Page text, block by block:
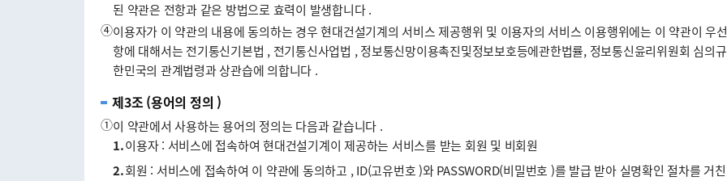
된 약관은 전항과 같은 방법으로 효력이 발생합니다 .
④이용자가 이 약관의 내용에 동의하는 경우 현대건설기계의 서비스 제공행위 및 이용자의 서비스 이용행위에는 이 약관이 우
항에 대해서는 전기통신기본법 , 전기통신사업법 , 정보통신망이용촉진및정보보호등에관한법률, 정보통신윤리위원회 심의
한민국의 관계법령과 상관습에 의합니다 .
제3조 (용어의 정의 )
①이 약관에서 사용하는 용어의 정의는 다음과 같습니다 .
1.이용자 : 서비스에 접속하여 현대건설기계이 제공하는 서비스를 받는 회원 및 비회원
2.회원 : 서비스에 접속하여 이 약관에 동의하고 , ID(고유번호 )와 PASSWORD(비밀번호 )를 발급 받아 실명확인 절차를 거